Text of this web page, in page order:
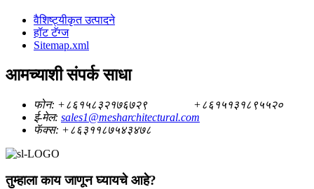
वैशिष्ट्यीकृत उत्पादने
हॉट टॅग्ज
Sitemap.xml
आमच्याशी संपर्क साधा
फोन: +८६१५८३२१७६७२९
+८६१५१३१८९५५२०
ई-मेल: sales1@mesharchitectural.com
फॅक्स: +८६३११८७५४३४७८
तुम्हाला काय जाणून घ्यायचे आहे?